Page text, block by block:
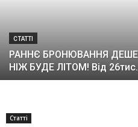
СТАТТІ
РАННЄ БРОНЮВАННЯ
НІЖ БУДЕ ЛІТОМ! Від
Статті